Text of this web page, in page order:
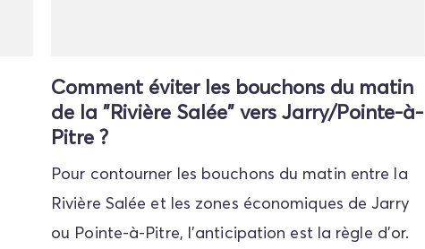
Comment éviter les bouchons du matin
de la "Rivière Salée" vers Jarry/Pointe-à-
Pitre ?
Pour contourner les bouchons du matin entre la
Rivière Salée et les zones économiques de Jarry
ou Pointe-à-Pitre, l'anticipation est la règle d'or.